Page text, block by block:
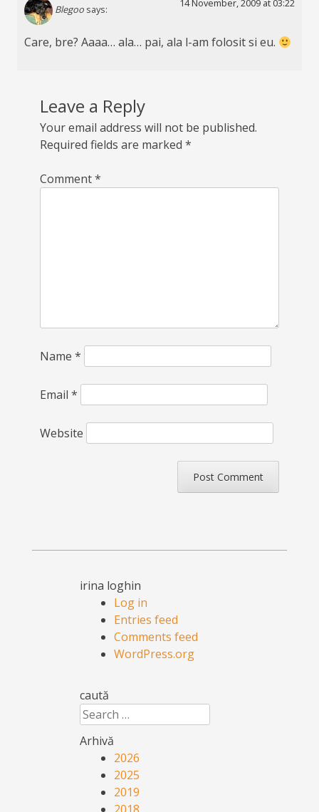
Blegoo says:
14 November, 2009 at 03:22
Care, bre? Aaaa… ala… pai, ala l-am folosit si eu.
Leave a Reply
Your email address will not be published.
Required fields are marked *
Comment*
Name *
Email *
Website
irina loghin
Log in
Entries feed
Comments feed
WordPress.org
caută
Search
Arhivă
2026
2025
2019